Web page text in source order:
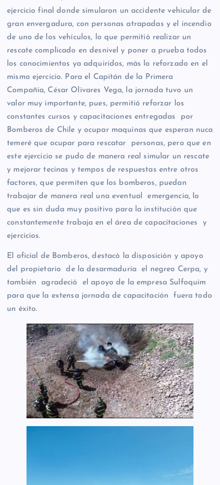
ejercicio final donde simularon un accidente vehicular de
gran envergadura, con personas atrapadas y el incendio
de uno de los vehículos, lo que permitió realizar un
rescate complicado en desnivel y poner a prueba todos
los conocimientos ya adquiridos, más lo reforzado en el
mismo ejercicio. Para el Capitán de la Primera
Compañía, César Olivares Vega, la jornada tuvo un
valor muy importante, pues, permitió reforzar los
constantes cursos y capacitaciones entregadas por
Bomberos de Chile y ocupar maquinas que esperan nuca
temeré que ocupar para rescatar personas, pero que en
este ejercicio se pudo de manera real simular un rescate
y mejorar tecinas y tempos de respuestas entre otros
factores, que permiten que los bomberos, puedan
trabajar de manera real una eventual emergencia, lo
que es sin duda muy positivo para la institución que
constantemente trabaja en el área de capacitaciones y
ejercicios.
El oficial de Bomberos, destacó la disposición y apoyo
del propietario de la desarmaduría el negreo Cerpa, y
también agradeció el apoyo de la empresa Sulfoquim
para que la extensa jornada de capacitación fuera todo
un éxito.